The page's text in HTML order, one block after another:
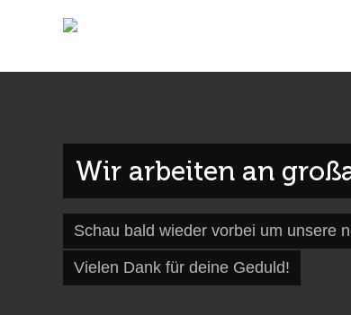
Wir arbeiten an
Schau bald wieder vorbei um unsere
Vielen Dank für deine Geduld!